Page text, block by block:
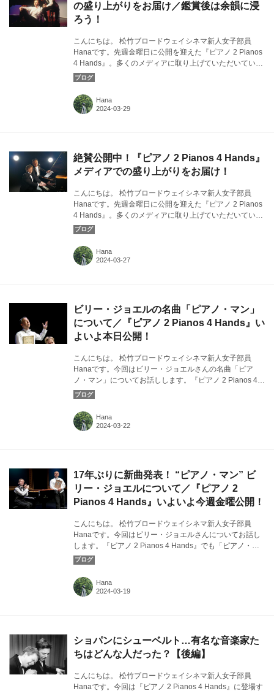
の盛り上がりをお届け／鑑賞後は余韻に浸
ろう！
こんにちは。 松竹ブロードウェイシネマ新人女子部員
Hanaです。先週金曜日に公開を迎えた『ピアノ 2 Pianos
4 Hands』。多くのメディアに取り上げていただいてい
る、盛り上がりの様子をお届けします！カバー画像：『ピ
Hana
絶賛公開中！『ピアノ 2 Pianos 4 Hands』
メディアでの盛り上がりをお届け！
こんにちは。 松竹ブロードウェイシネマ新人女子部員
Hanaです。先週金曜日に公開を迎えた『ピアノ 2 Pianos
4 Hands』。多くのメディアに取り上げていただいてい
る、盛り上がりの様子をお届けします！カバー画像：『ピ
アノ 2 Pianos 4 Hands』より ©2 Pianos 4 Hands
Hana
ビリー・ジョエルの名曲「ピアノ・マン」
について／『ピアノ 2 Pianos 4 Hands』い
よいよ本日公開！
こんにちは。 松竹ブロードウェイシネマ新人女子部員
Hanaです。今回はビリー・ジョエルさんの名曲「ピア
ノ・マン」についてお話しします。『ピアノ 2 Pianos 4
Hands』でも「ピアノ・マン」が演奏されていますが、改
像：『ピアノ 2 Pianos 4 Hands』より ©Rick O'Brien 松
竹ブロードウェイシネマ新人女子部員ブログ『マイブロー
頭していきます。 『ピアノ 2...
Hana
17年ぶりに新曲発表！ “ピアノ・マン” ビ
リー・ジョエルについて／『ピアノ 2
Pianos 4 Hands』いよいよ今週金曜公開！
こんにちは。 松竹ブロードウェイシネマ新人女子部員
Hanaです。今回はビリー・ジョエルさんについてお話し
します。『ピアノ 2 Pianos 4 Hands』でも「ピアノ・マ
ン」が演奏されており、ビリー・ジョエルさん自身も“ピ
しょうか？カバー画像：『ピアノ 2 Pianos 4 Hands』よ
り ©Rick O'Brien
Hana
ショパンにシューベルト…有名な音楽家た
ちはどんな人だった？【後編】
こんにちは。 松竹ブロードウェイシネマ新人女子部員
Hanaです。今回は『ピアノ 2 Pianos 4 Hands』に登場す